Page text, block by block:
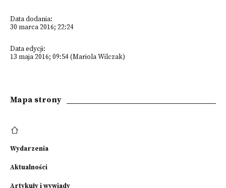
Data dodania:
30 marca 2016; 22:24
Data edycji:
13 maja 2016; 09:54 (Mariola Wilczak)
Mapa strony
Wydarzenia
Aktualności
Artykuły i wywiady